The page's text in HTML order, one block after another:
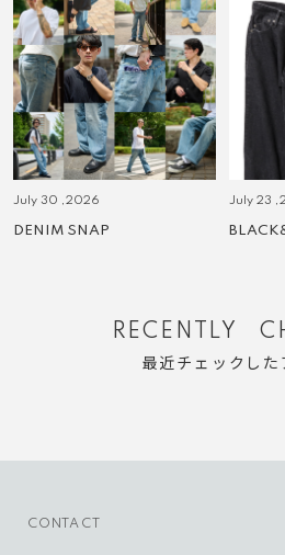
July 30 ,2026
DENIM SNAP
July 23
RECENTLY
最近チェックした
CONTACT